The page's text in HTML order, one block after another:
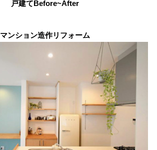
戸建てBefore~After
マンション造作リフォーム